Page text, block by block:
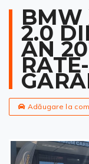
BMW
2.0
AN
Adăugare la